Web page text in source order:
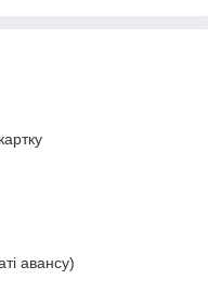
авансу)